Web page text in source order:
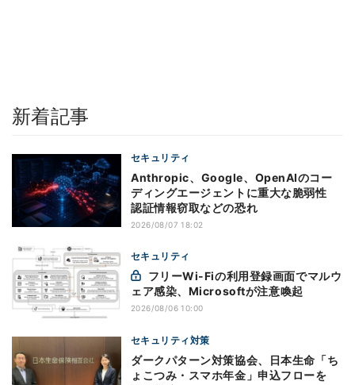
新着記事
セキュリティ
Anthropic、Google、OpenAIのコー
ディングエージェントに重大な脆弱性
認証情報窃取などの恐れ
2026/08/07 18:02
セキュリティ
ェア感染、Microsoftが注意喚起
2026/08/06 10:00
セキュリティ対策
ダークパターン対策協会、日本生命「ち
ょこつみ・スマホ年金」申込フローを